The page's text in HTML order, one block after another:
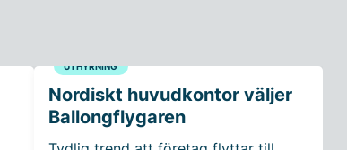
UTHYRNING
Nordiskt huvudkontor väljer
Ballongflygaren